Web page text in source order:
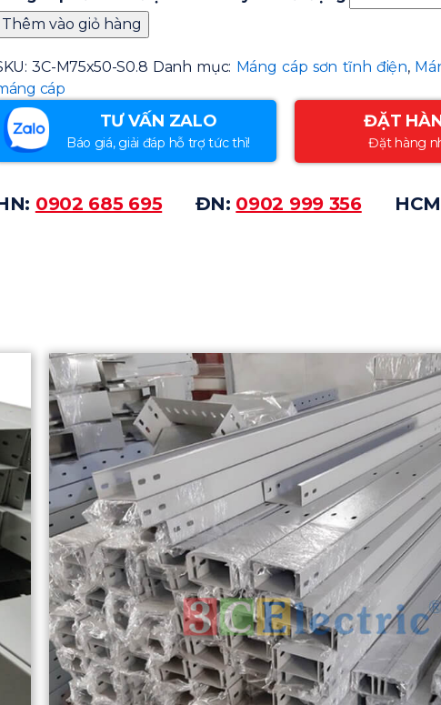
Thêm vào giỏ hàng
3C-M75x50-S0.8 Danh mục: Máng cáp sơn tĩnh điện,
cáp
TƯ VẤN ZALO
Báo giá, giải đáp hỗ trợ tức thì!
ĐẶT
Đặt hàng
0902 685 695 ĐN: 0902 999 356